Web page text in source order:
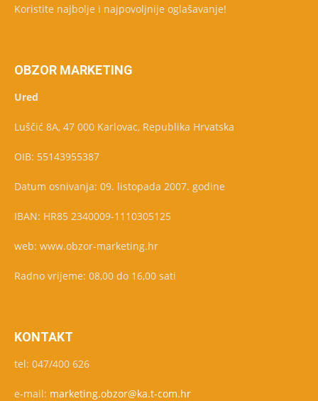
Koristite najbolje i najpovoljnije oglašavanje!
OBZOR MARKETING
Ured
Luščić 8A, 47 000 Karlovac, Republika Hrvatska
OIB: 55143955387
Datum osnivanja: 09. listopada 2007. godine
IBAN: HR85 2340009-1110305125
web: www.obzor-marketing.hr
Radno vrijeme: 08,00 do 16,00 sati
KONTAKT
tel: 047/400 626
e-mail: marketing.obzor@ka.t-com.hr